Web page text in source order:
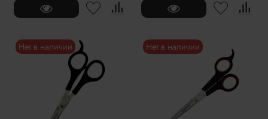
Нет в наличии Нет в наличии